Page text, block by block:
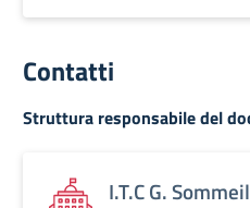
Contatti
Struttura responsabile del
I.T.C G.